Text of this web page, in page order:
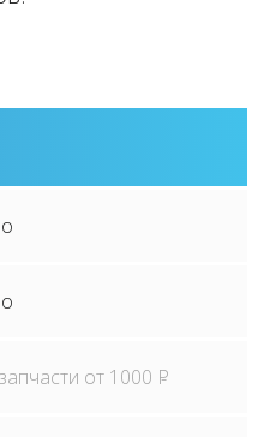
от 1000 P